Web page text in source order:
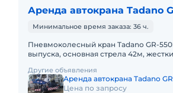
Аренда автокрана Tadano
Минимальное время заказа: 36 ч.
Пневмоколесный кран Tadano GR-
выпуска, основная стрела 42м,
дорогам общего
Другие объявления
Аренда автокрана Tadano
Цена по запросу